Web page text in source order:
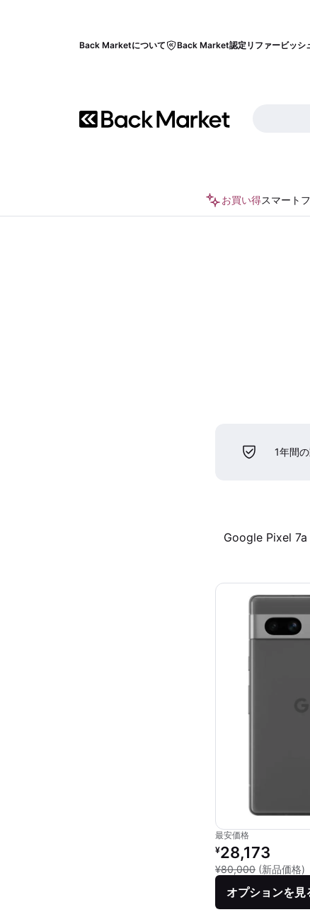
Back Marketについて Back Market認定リファービッシ
お買い得スマート
1年間
Google Pixel 7a
最安価格
リファービッシュ品
¥28,173
¥80,000 (新品価格)
オプションを見